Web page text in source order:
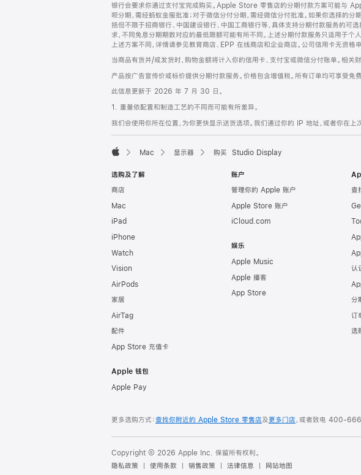
银行会要求你通过支付宝完成购买。Apple Store 零售店的分期付款方案可能与
呗分期，需经蚂蚁金服批准；对于微信分付分期，需经微信分付批准。如果你选择
括但不限于招商银行、中国建设银行、中国工商银行等，具体支持分期付款服务的可
求，不同免息分期期数对应的最低限额可能有所不同。上述分期付款服务只适用于
上述方案不同，详情请参见教育商店、EPP 在线商店和企业商店。公司信用卡无资
当商品有货并/或发货时，购物金额将计入你的信用卡、支付宝或微信分付账单。相关
产品按广告宣传价或标价提供分期付款服务。价格包含增值税。所有订单均可享受免费
此信息更新于 2026 年 7 月 30 日。
1. 重量依配置和制造工艺的不同而可能有所差异。
我们会使用你所在位置，为你更快显示送货选项。我们通过你的 IP 地址，或者你在
Mac 显示器 购买 Studio Display
选购及了解
商店
Mac
iPad
iPhone
Watch
Vision
AirPods
家居
AirTag
配件
App Store 充值卡
Apple 钱包
Apple Pay
账户
管理你的 Apple 账户
Apple Store 账户
iCloud.com
娱乐
Apple Music
Apple 播客
App Store
查
认
分
订
选
更多选购方式：查找你附近的 Apple Store 零售店及更多门店，或者致电 400-
Copyright © 2026 Apple Inc. 保留所有权利。
隐私政策
使用条款 销售政策 法律信息 网站地图